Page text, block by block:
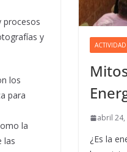
procesos
y
los
para
la
las
abril 24,
¿Es la